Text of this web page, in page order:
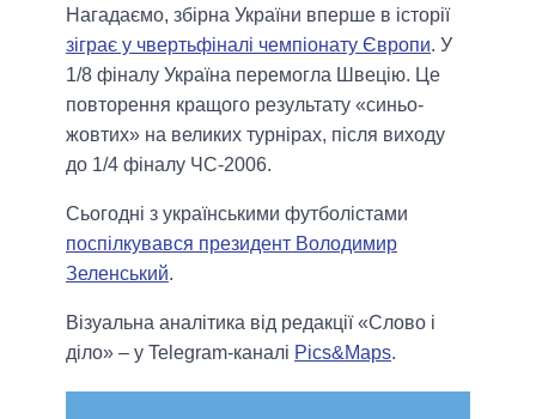
Нагадаємо, збірна України вперше в історії
зіграє у чвертьфіналі чемпіонату Європи. У
1/8 фіналу Україна перемогла Швецію. Це
повторення кращого результату «синьо-
жовтих» на великих турнірах, після виходу
до 1/4 фіналу ЧС-2006.
Сьогодні з українськими футболістами
поспілкувався президент Володимир
Зеленський.
Візуальна аналітика від редакції «Слово і
діло» – у Telegram-каналі Pics&Maps.